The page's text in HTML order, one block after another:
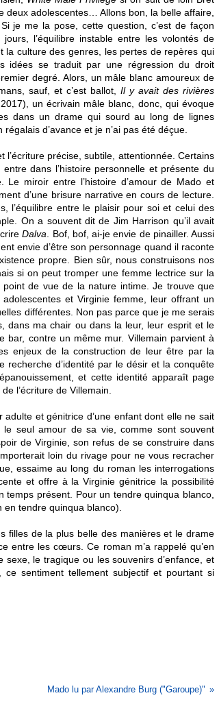
deux adolescentes… Allons bon, la belle affaire,
je me la pose, cette question, c’est de façon
l’équilibre instable entre les volontés de
culture des genres, les pertes de repères qui
idées se traduit par une régression du droit
degré. Alors, un mâle blanc amoureux de
sauf, et c’est ballot, Il y avait des rivières
un écrivain mâle blanc, donc, qui évoque
dans un drame qui sourd au long de lignes
régalais d’avance et je n’ai pas été déçue.
l’écriture précise, subtile, attentionnée. Certains
dans l’histoire personnelle et présente du
miroir entre l’histoire d’amour de Mado et
d’une brisure narrative en cours de lecture.
l’équilibre entre le plaisir pour soi et celui des
On a souvent dit de Jim Harrison qu’il avait
Dalva . Bof, bof, ai-je envie de pinailler. Aussi
envie d’être son personnage quand il raconte
propre. Bien sûr, nous construisons nos
si on peut tromper une femme lectrice sur la
point de vue de la nature intime. Je trouve que
et Virginie femme, leur offrant un
différentes. Non pas parce que je me serais
dans ma chair ou dans la leur, leur esprit et le
bar, contre un même mur. Villemain parvient à
enjeux de la construction de leur être par la
d’identité par le désir et la conquête
et cette identité apparaît page
l’écriture de Villemain.
et génitrice d’une enfant dont elle ne sait
seul amour de sa vie, comme sont souvent
de Virginie, son refus de se construire dans
loin du rivage pour ne vous recracher
essaime au long du roman les interrogations
et offre à la Virginie génitrice la possibilité
temps présent. Pour un tendre quinqua blanco,
en tendre quinqua blanco).
filles de la plus belle des manières et le drame
entre les cœurs. Ce roman m’a rappelé qu’en
le tragique ou les souvenirs d’enfance, et
sentiment tellement subjectif et pourtant si
Mado lu par Alexandre Burg ("Garoupe)"